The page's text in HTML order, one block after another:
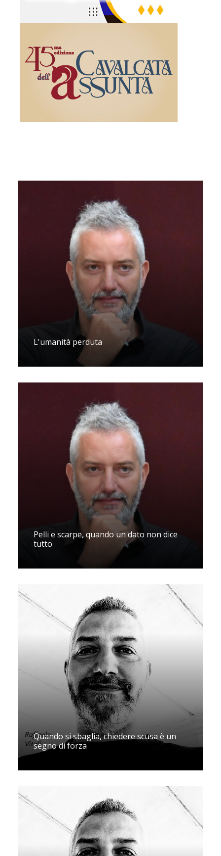
L'umanità perduta
Pelli e scarpe, quando un dato non dice
tutto
Quando si sbaglia, chiedere scusa è un
segno di forza